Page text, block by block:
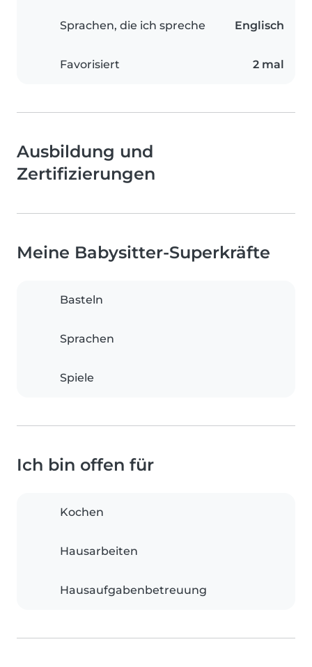
Sprachen, die ich spreche Englisch
Favorisiert 2 mal
Ausbildung und
Zertifizierungen
Meine Babysitter-Superkräfte
Basteln
Sprachen
Spiele
Ich bin offen für
Kochen
Hausarbeiten
Hausaufgabenbetreuung